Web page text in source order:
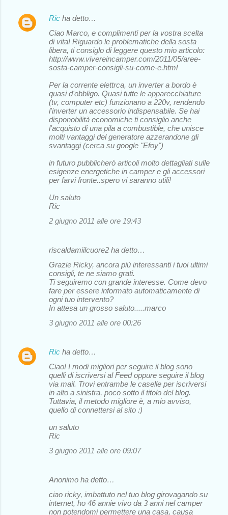
Ric ha detto…
Ciao Marco, e complimenti per la vostra scelta
di vita! Riguardo le problematiche della sosta
libera, ti consiglo di leggere questo mio articolo:
http://www.vivereincamper.com/2011/05/aree-
sosta-camper-consigli-su-come-e.html
Per la corrente elettrca, un inverter a bordo è
quasi d'obbligo. Quasi tutte le apparecchiature
(tv, computer etc) funzionano a 220v, rendendo
l'inverter un accessorio indispensabile. Se hai
disponobilità economiche ti consiglio anche
l'acquisto di una pila a combustible, che unisce
molti vantaggi del generatore azzerandone gli
svantaggi (cerca su google "Efoy")
in futuro pubblicherò articoli molto dettagliati sulle
esigenze energetiche in camper e gli accessori
per farvi fronte..spero vi saranno utili!
Un saluto
Ric
2 giugno 2011 alle ore 19:43
riscaldamiilcuore2 ha detto…
Grazie Ricky, ancora più interessanti i tuoi ultimi
consigli, te ne siamo grati.
Ti seguiremo con grande interesse. Come devo
fare per essere informato automaticamente di
ogni tuo intervento?
In attesa un grosso saluto.....marco
3 giugno 2011 alle ore 00:26
Ric ha detto…
Ciao! I modi migliori per seguire il blog sono
quelli di iscriversi al Feed oppure seguire il blog
via mail. Trovi entrambe le caselle per iscriversi
in alto a sinistra, poco sotto il titolo del blog.
Tuttavia, il metodo migliore è, a mio avviso,
quello di connettersi al sito :)
un saluto
Ric
3 giugno 2011 alle ore 09:07
Anonimo ha detto…
ciao ricky, imbattuto nel tuo blog girovagando su
internet, ho 46 annie vivo da 3 anni nel camper
non potendomi permettere una casa, causa